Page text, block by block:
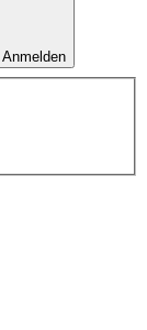
Anmelden